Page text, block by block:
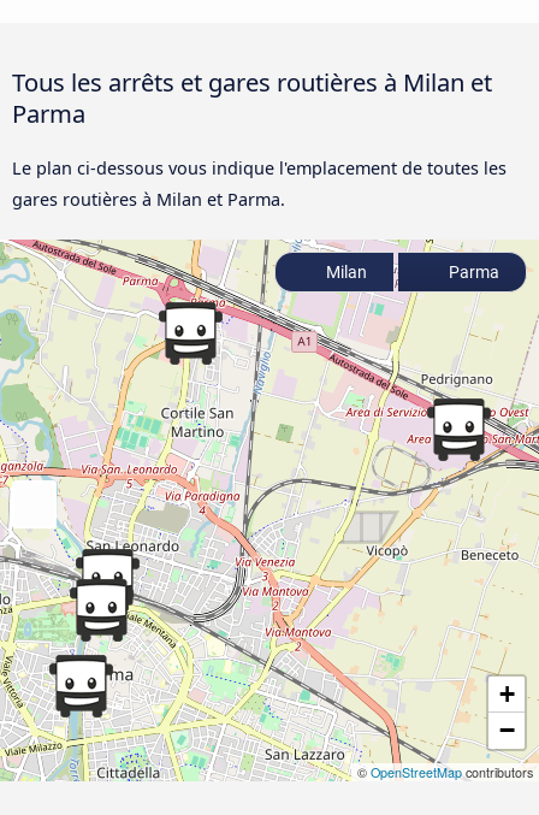
Tous les arrêts et gares routières à Milan et
Parma
Le plan ci-dessous vous indique l'emplacement de toutes les
gares routières à Milan et Parma.
+
−
© OpenStreetMapcontributors
Milan Parma